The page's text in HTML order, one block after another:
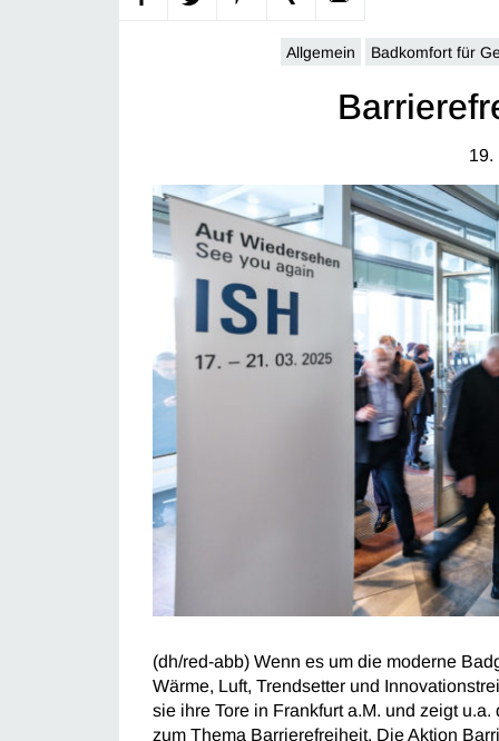
Allgemein Badkomfort für
19.
(dh/red-abb) Wenn es um die moderne
Wärme, Luft, Trendsetter und
sie ihre Tore in Frankfurt a.M. und zeigt
zum Thema Barrierefreiheit. Die Aktion